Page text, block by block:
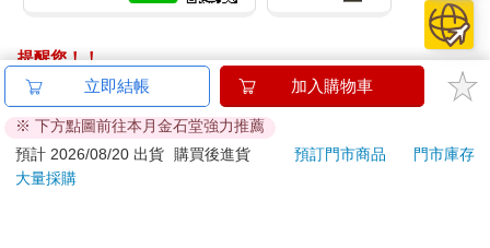
提醒您！！
金石堂及銀行均不會請您操作ATM! 如接獲電話要求您前往
ATM提款機，請不要聽從指示，以免受騙上當！
退換貨須知：
**提醒您，鑑賞期不等於試用期，退回商品須為全新狀態**
立即結帳 加入購物車
※ 下方點圖前往本月金石堂強力推薦
預計 2026/08/20 出貨
購買後進貨 預訂門市商品
門市庫存
大量採購